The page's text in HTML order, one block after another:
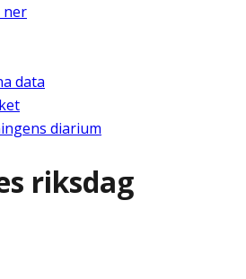
ner
data
diarium
riksdag